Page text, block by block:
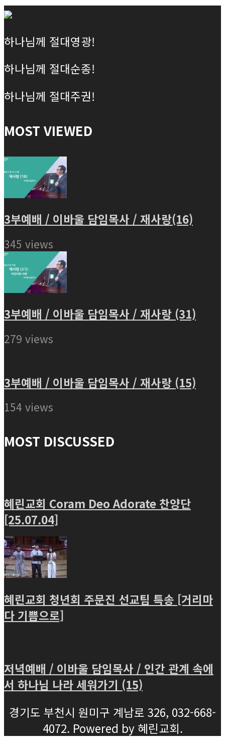
하나님께 절대영광!
하나님께 절대순종!
하나님께 절대주권!
MOST VIEWED
3부예배 / 이바울 담임목사 / 재사랑(16)
345 views
3부예배 / 이바울 담임목사 / 재사랑 (31)
279 views
3부예배 / 이바울 담임목사 / 재사랑 (15)
154 views
MOST DISCUSSED
혜린교회 Coram Deo Adorate 찬양단
[25.07.04]
혜린교회 청년회 주문진 선교팀 특송 [거리마
다 기쁨으로]
저녁예배 / 이바울 담임목사 / 인간 관계 속에
서 하나님 나라 세워가기 (15)
경기도 부천시 원미구 계남로 326, 032-668-
4072. Powered by 혜린교회.